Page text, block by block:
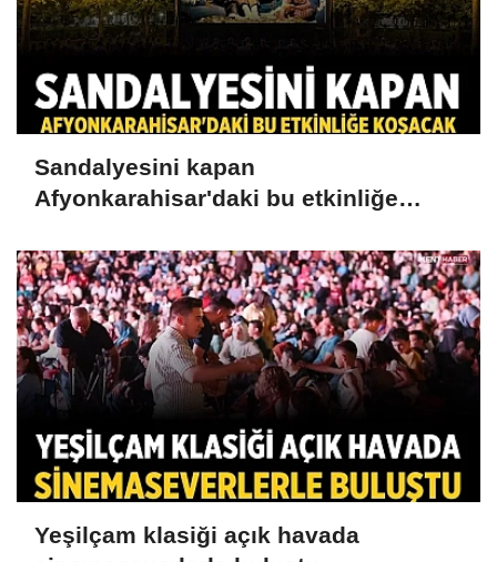
Sandalyesini kapan
Afyonkarahisar'daki bu etkinliğe
Yeşilçam klasiği açık havada